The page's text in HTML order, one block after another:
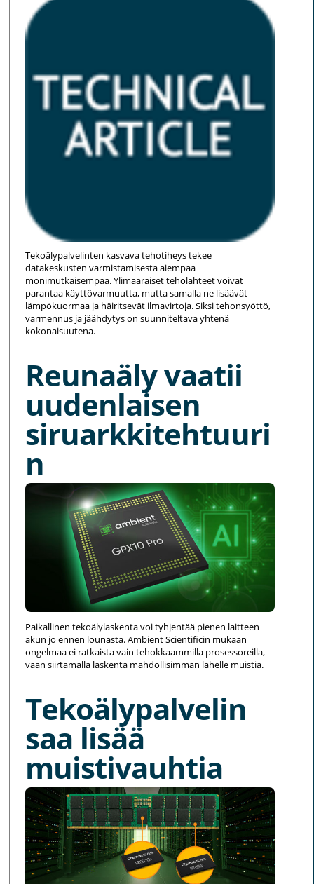
Tekoälypalvelinten kasvava tehotiheys tekee
datakeskusten varmistamisesta aiempaa
monimutkaisempaa. Ylimääräiset teholähteet voivat
parantaa käyttövarmuutta, mutta samalla ne lisäävät
lämpökuormaa ja häiritsevät ilmavirtoja. Siksi tehonsyöttö,
varmennus ja jäähdytys on suunniteltava yhtenä
kokonaisuutena.
Reunaäly vaatii
uudenlaisen
siruarkkitehtuuri
n
Paikallinen tekoälylaskenta voi tyhjentää pienen laitteen
akun jo ennen lounasta. Ambient Scientificin mukaan
ongelmaa ei ratkaista vain tehokkaammilla prosessoreilla,
vaan siirtämällä laskenta mahdollisimman lähelle muistia.
Tekoälypalvelin
saa lisää
muistivauhtia